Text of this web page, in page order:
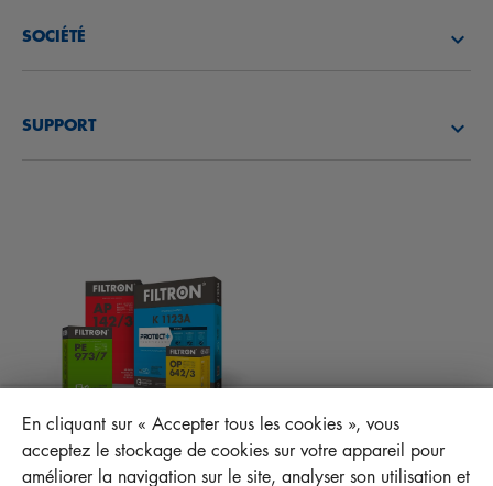
PROTECT+
SOCIÉTÉ
SUPPORT
FAQ
MANN+HUMMEL FT Poland
Sp. z o. o. Sp. k.
En cliquant sur « Accepter tous les cookies », vous
acceptez le stockage de cookies sur votre appareil pour
améliorer la navigation sur le site, analyser son utilisation et